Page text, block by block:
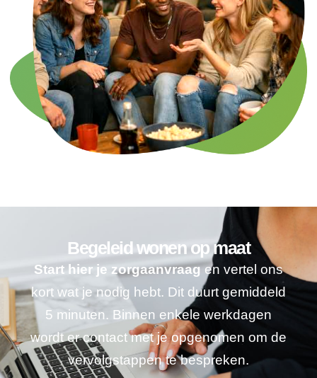
Begeleid wonen op maat
Start hier je zorgaanvraagen vertel ons
kort wat je nodig hebt. Dit duurt gemiddeld
5 minuten. Binnen enkele werkdagen
wordt er contact met je opgenomen om de
vervolgstappen te bespreken.